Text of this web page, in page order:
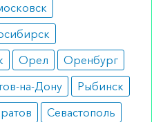
патологией почек
на 33%. Для
не имеется.
эффектность
Орел
Оренбург
на-Дону
Рыбинск
Севастополь